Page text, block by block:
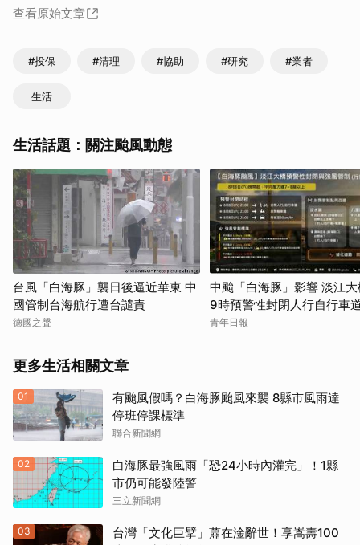
查看原始文章
#投保 #清理 #協助 #研究 #業者
生活
生活話題：關注颱風動態
台風「白海豚」襲日後逼近華東 中
國管制台海航行遭台譴責
德國之聲
中颱「白海豚」影響 淡江
9時預警性封閉人行自行車
車道
青年日報
更多生活相關文章
01
有颱風假嗎？白海豚颱風來襲 8縣市風雨達
停班停課標準
聯合新聞網
02
白海豚最強風雨「恐24小時內灌完」！1縣
市仍可能發陸警
三立新聞網
03
台灣「文化巨擘」蕭在淦辭世！享嵩壽100